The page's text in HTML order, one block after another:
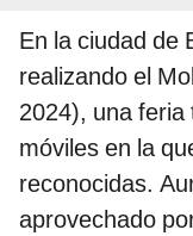
En la ciudad de
realizando el
2024), una feria
móviles en la
reconocidas.
aprovechado